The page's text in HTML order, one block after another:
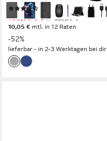
(107)
109,99 € UVP 229,99 €
10,05 € mtl. in 12 Raten
-52%
lieferbar - in 2-3 Werktagen bei dir